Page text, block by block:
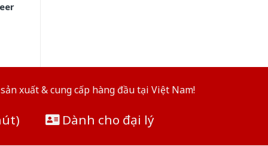
xuất & cung cấp hàng đầu tại Việt Nam!
Dành cho đại lý